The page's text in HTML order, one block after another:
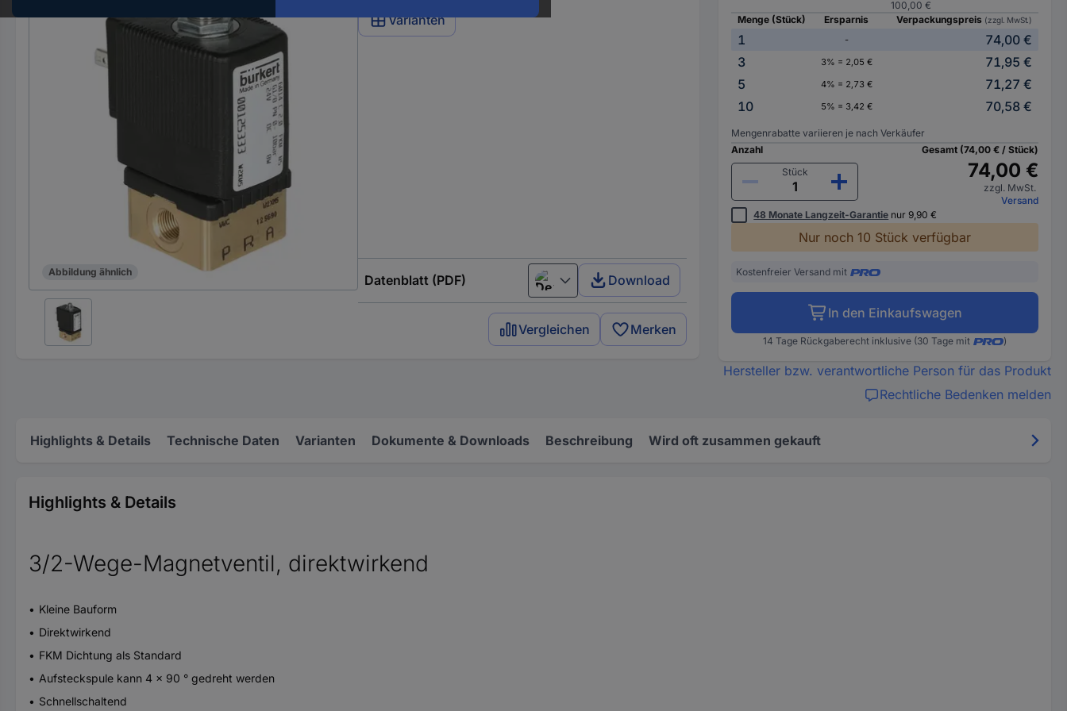
Abbildung ähnlich
Varianten
Datenblatt (PDF) Deutsch (Deutschland)
Download
Vergleichen Merken
100,00 €
Menge (Stück)
Ersparnis Verpackungspreis (zzgl. MwSt.)
1 -
74,00 €
3
3% = 2,05 €
71,95 €
5
4% = 2,73 €
71,27 €
10
5% = 3,42 € 70,58 €
Mengenrabatte variieren je nach Verkäufer
Anzahl
Stück
Gesamt (74,00 € / Stück)
74,00 €
zzgl. MwSt.
Versand
48 Monate Langzeit-Garantie nur 9,90 €
Nur noch 10 Stück verfügbar
Kostenfreier Versand mit
In den Einkaufswagen
14 Tage Rückgaberecht inklusive (30 Tage mit )
Hersteller bzw. verantwortliche Person für das Produkt
Rechtliche Bedenken melden
Highlights & Details Technische Daten Varianten Dokumente & Downloads Beschreibung Wird oft zusammen gekauft
Highlights & Details
3/2-Wege-Magnetventil, direktwirkend
Kleine Bauform
Direktwirkend
FKM Dichtung als Standard
Aufsteckspule kann 4 x 90 ° gedreht werden
Schnellschaltend